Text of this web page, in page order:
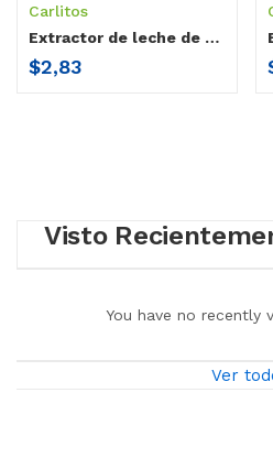
Carlitos
Extractor de leche de bocina Carlitos
$2,83
Visto
You have no recently
Ver